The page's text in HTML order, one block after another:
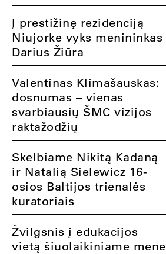
Į prestižinę rezidenciją
Niujorke vyks menininkas
Darius Žiūra
Valentinas Klimašauskas:
dosnumas – vienas
svarbiausių ŠMC vizijos
raktažodžių
Skelbiame Nikitą Kadaną
ir Natalią Sielewicz 16-
osios Baltijos trienalės
kuratoriais
Žvilgsnis į edukacijos
vietą šiuolaikiniame mene